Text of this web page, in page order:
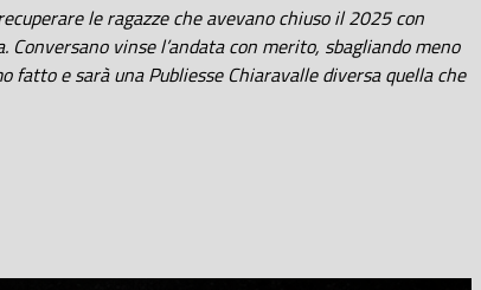
le ragazze che avevano chiuso il 2025 con
vinse l’andata con merito, sbagliando meno
e sarà una Publiesse Chiaravalle diversa quella che